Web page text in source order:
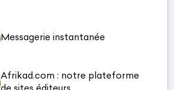
Messagerie instantanée
Afrikad.com : notre plateforme